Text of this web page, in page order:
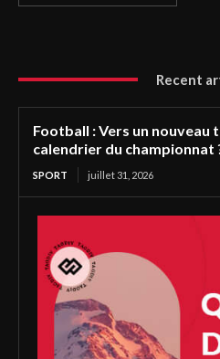
Recent
Football : Vers un nouveau
calendrier du championnat
SPORT juillet 31, 2026